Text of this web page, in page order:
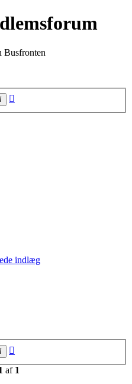
Busfronten
Søg
indlæg
Søg
af 1